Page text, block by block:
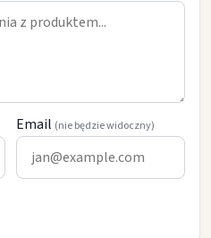
Email (nie będzie widoczny)